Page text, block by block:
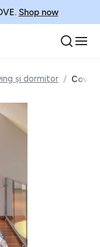
Shop now
și dormitor